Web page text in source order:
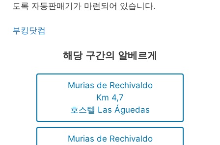
도록 자동판매기가 마련되어 있습니다.
부킹닷컴
해당 구간의 알베르게
Murias de Rechivaldo
Km 4,7
호스텔 Las Águedas
Murias de Rechivaldo